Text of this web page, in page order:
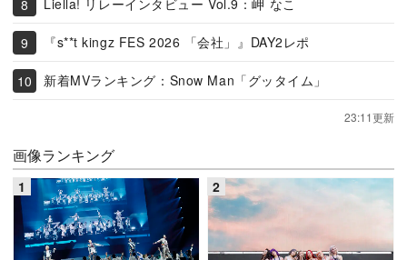
Liella! リレーインタビュー Vol.9：岬 なこ
『s**t kingz FES 2026 「会社」』DAY2レポ
新着MVランキング：Snow Man「グッタイム」
23:11更新
画像ランキング